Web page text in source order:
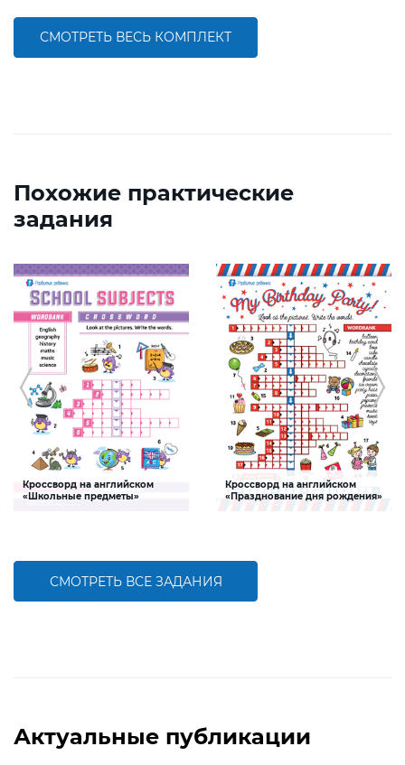
СМОТРЕТЬ ВЕСЬ КОМПЛЕКТ
Похожие практические
задания
Кроссворд на английском
«Школьные предметы»
Кроссворд на английском
«Празднование дня рождения»
СМОТРЕТЬ ВСЕ ЗАДАНИЯ
Актуальные публикации